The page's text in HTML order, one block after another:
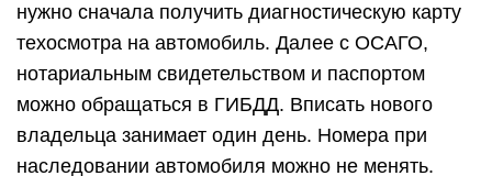
нужно сначала получить диагностическую карту
техосмотра на автомобиль. Далее с ОСАГО,
нотариальным свидетельством и паспортом
можно обращаться в ГИБДД. Вписать нового
владельца занимает один день. Номера при
наследовании автомобиля можно не менять.